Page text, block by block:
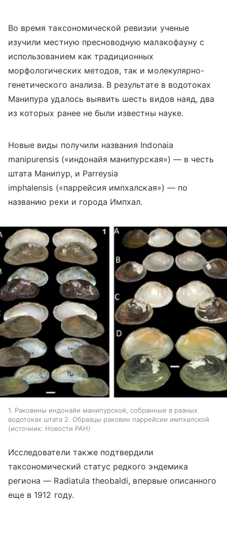
Во время таксономической ревизии ученые
изучили местную пресноводную малакофауну с
использованием как традиционных
морфологических методов, так и молекулярно-
генетического анализа. В результате в водотоках
Манипура удалось выявить шесть видов наяд, два
из которых ранее не были известны науке.
Новые виды получили названия Indonaia
manipurensis («индонайя манипурская») — в честь
штата Манипур, и Parreysia
imphalensis («паррейсия импхалская») — по
названию реки и города Импхал.
1. Раковины индонайи манипурской, собранные в разных
водотоках штата 2. Образцы раковин паррейсии импхалской
источник: Новости РАН
Исследователи также подтвердили
таксономический статус редкого эндемика
региона — Radiatula theobaldi, впервые описанного
еще в 1912 году.